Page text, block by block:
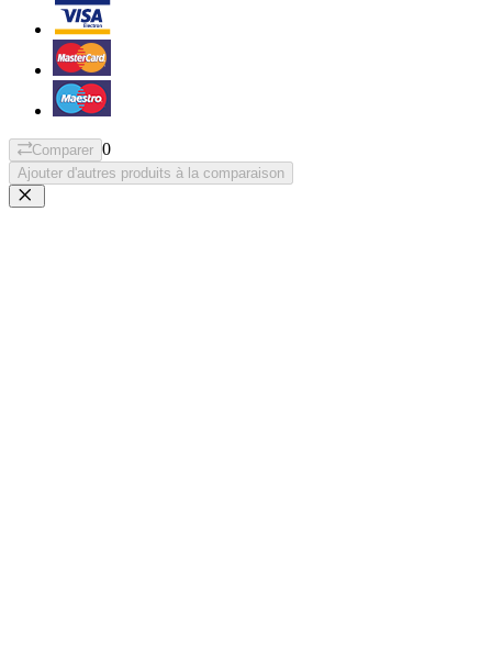
Comparer 0
Ajouter d'autres produits à la comparaison